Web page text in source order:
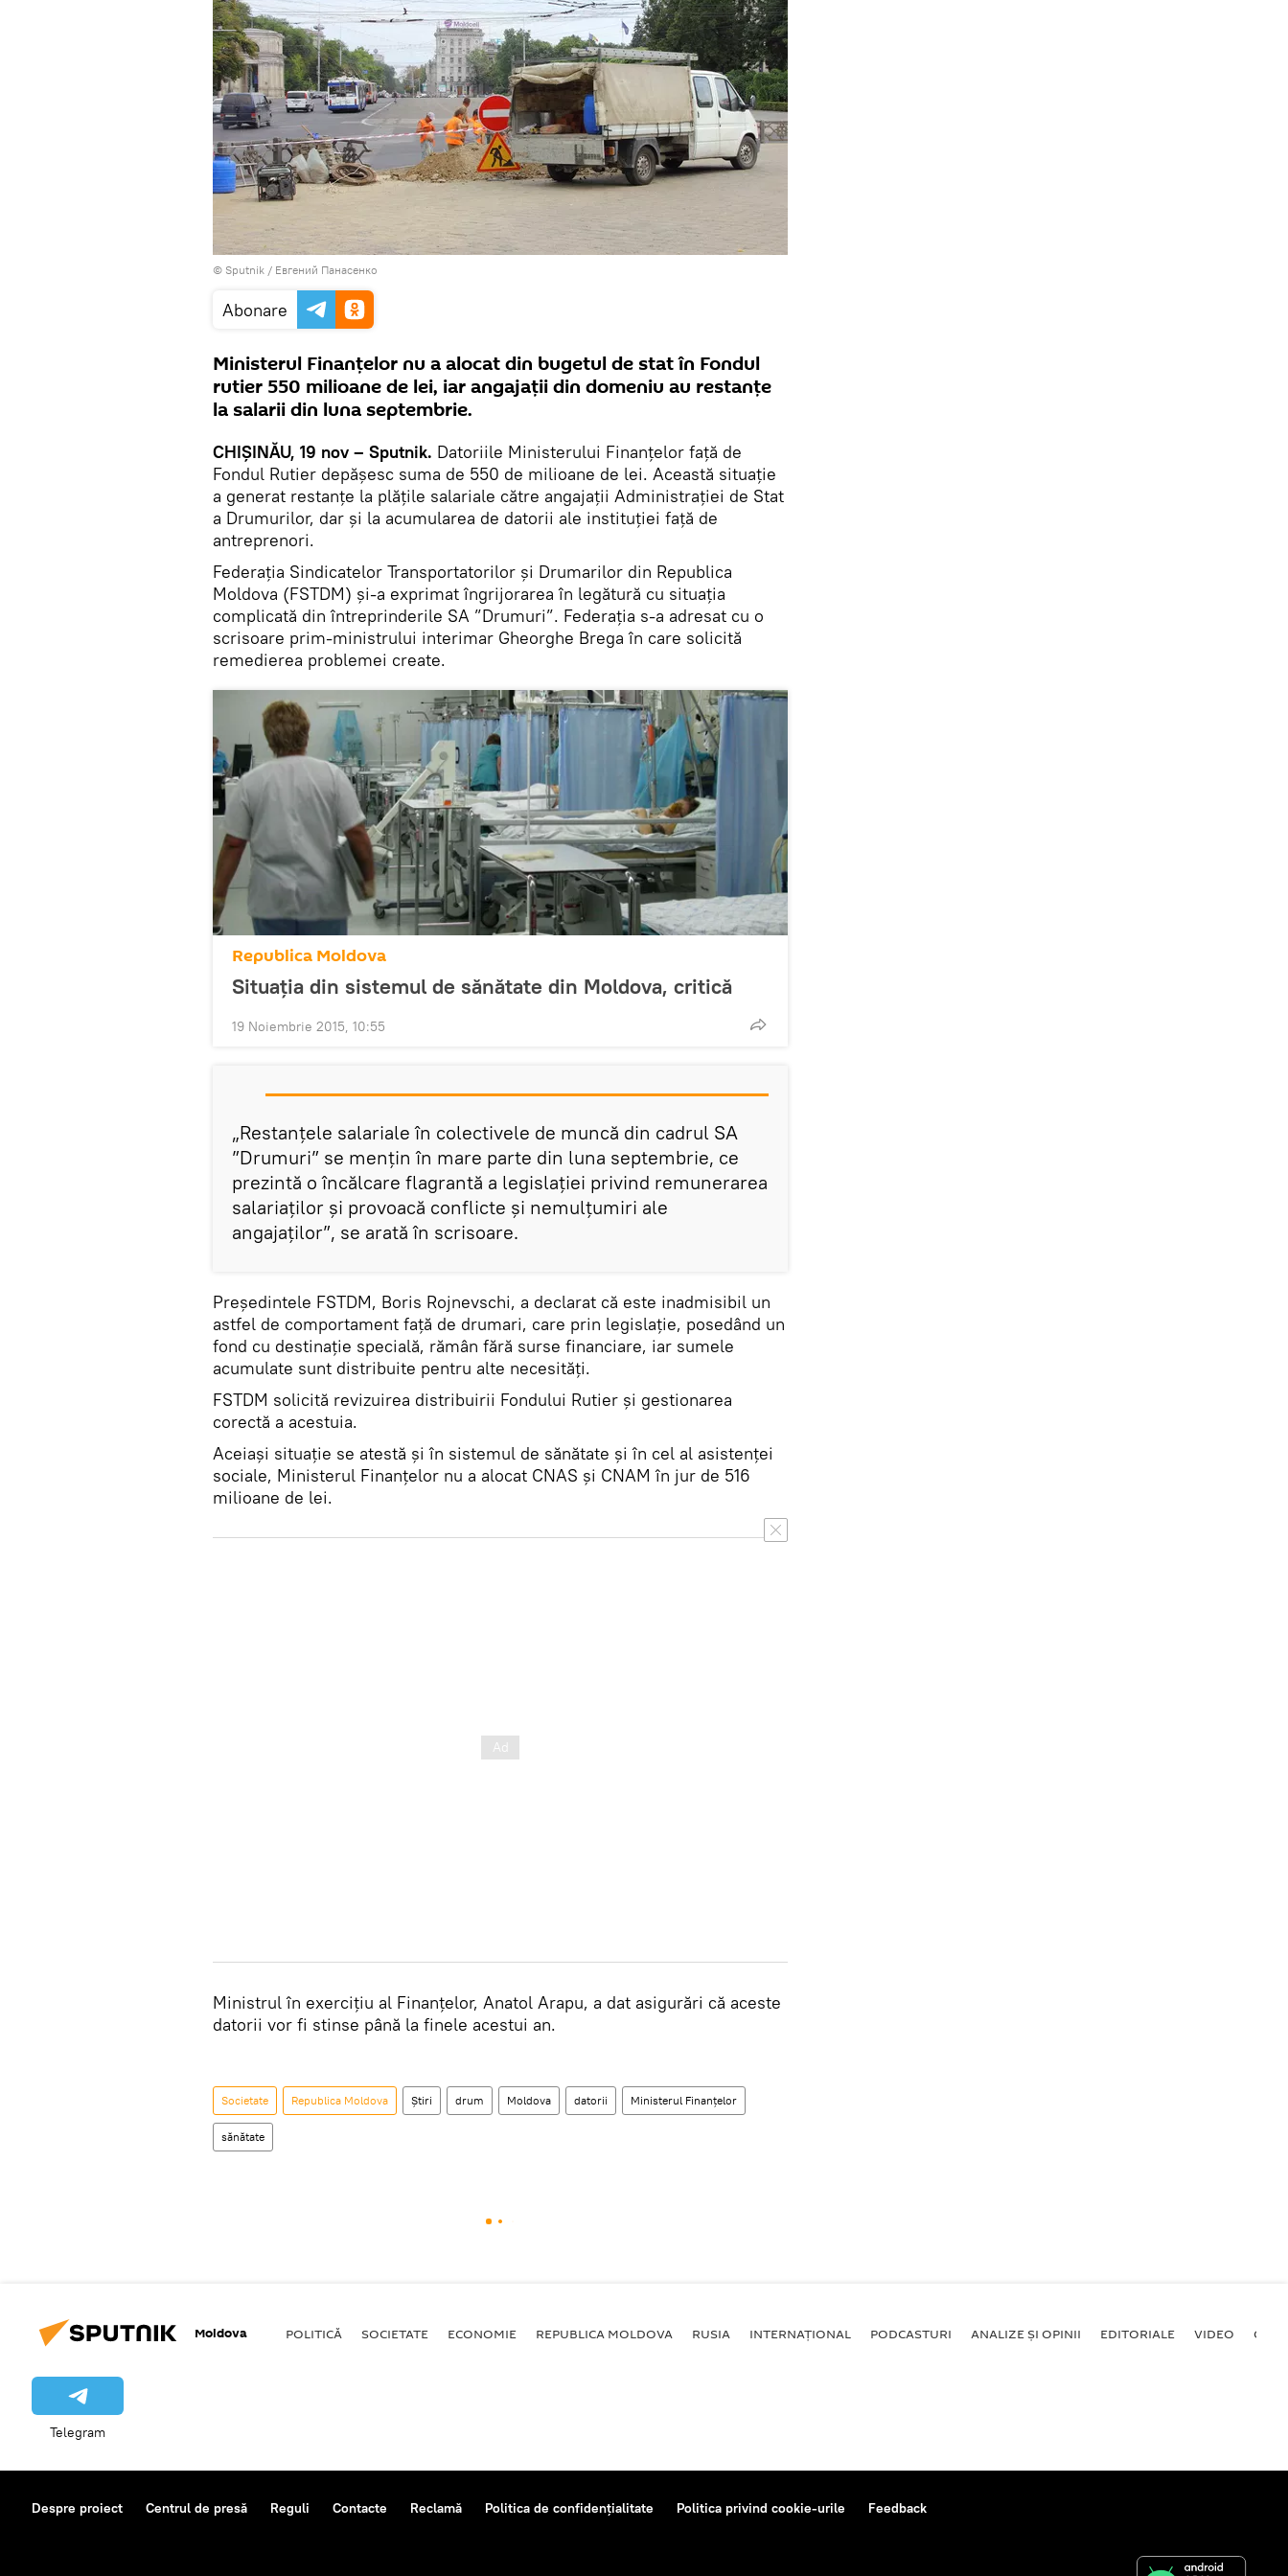
© Sputnik / Евгений Панасенко
Abonare
Ministerul Finanţelor nu a alocat din bugetul de stat în Fondul
rutier 550 milioane de lei, iar angajaţii din domeniu au restanţe
la salarii din luna septembrie.
CHIŞINĂU, 19 nov – Sputnik. Datoriile Ministerului Finanţelor faţă de
Fondul Rutier depăşesc suma de 550 de milioane de lei. Această situaţie
a generat restanţe la plăţile salariale către angajaţii Administraţiei de Stat
a Drumurilor, dar şi la acumularea de datorii ale instituţiei faţă de
antreprenori.
Federaţia Sindicatelor Transportatorilor și Drumarilor din Republica
Moldova (FSTDM) şi-a exprimat îngrijorarea în legătură cu situația
complicată din întreprinderile SA ”Drumuri”. Federaţia s-a adresat cu o
scrisoare prim-ministrului interimar Gheorghe Brega în care solicită
remedierea problemei create.
Republica Moldova
Situaţia din sistemul de sănătate din Moldova, critică
19 Noiembrie 2015, 10:55
„Restanțele salariale în colectivele de muncă din cadrul SA
”Drumuri” se mențin în mare parte din luna septembrie, ce
prezintă o încălcare flagrantă a legislației privind remunerarea
salariaților și provoacă conflicte și nemulțumiri ale
angajaților”, se arată în scrisoare.
Președintele FSTDM, Boris Rojnevschi, a declarat că este inadmisibil un
astfel de comportament față de drumari, care prin legislație, posedând un
fond cu destinație specială, rămân fără surse financiare, iar sumele
acumulate sunt distribuite pentru alte necesități.
FSTDM solicită revizuirea distribuirii Fondului Rutier și gestionarea
corectă a acestuia.
Aceiaşi situaţie se atestă şi în sistemul de sănătate şi în cel al asistenţei
sociale, Ministerul Finanţelor nu a alocat CNAS şi CNAM în jur de 516
milioane de lei.
Ministrul în exerciţiu al Finanţelor, Anatol Arapu, a dat asigurări că aceste
datorii vor fi stinse până la finele acestui an.
Societate Republica Moldova Știri drum Moldova datorii Ministerul Finanţelor
sănătate
Moldova POLITICĂ SOCIETATE ECONOMIE REPUBLICA MOLDOVA RUSIA INTERNAȚIONAL PODCASTURI ANALIZE ȘI OPINII EDITORIALE VIDEO
Telegram
Despre proiect Centrul de presă Reguli Contacte Reclamă Politica de confidențialitate Politica privind cookie-urile Feedback